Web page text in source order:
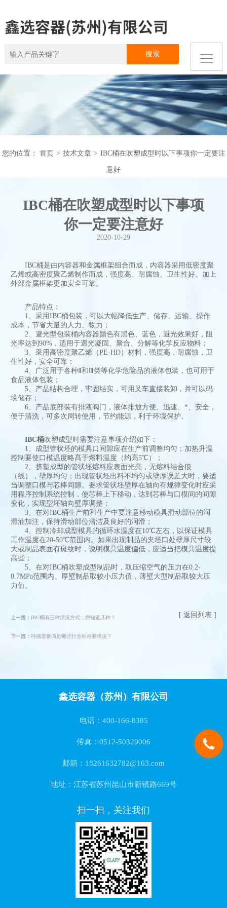
您的位置： 首页 > 技术文章 > IBC桶在吹塑成型时以下事项你一定要注
意好
IBC桶在吹塑成型时以下事项
你一定要注意好
2020-10-29
IBC桶是由内容器和金属框架组合而成，内容器采用低密度聚
乙烯或高密度聚乙烯制作而成，强度高、耐腐蚀、卫生性好。加上
外部金属框架更加安全可靠。
产品特点：
1、采用IBC桶包装，可以大幅降低生产、储存、运输、操作
成本，节省大量的人力、物力；
2、避光型包装桶内容器颜色有黑色、蓝色，避光效果好，阻
光率达到90%，适用于遇光凝固、聚合、分解等化学反应物料；
3、采用高密度聚乙烯（PE-HD）材料，强度高，耐腐蚀，卫
生性好，安全可靠；
4、广泛用于各种Ⅱ和Ⅲ类等化学危险品的液体包装，也可用于
食品液体包装；
5、产品结构合理，牢固结实，可用叉车直接装卸，并可以码
垛储存；
6、产品底部装有排液阀门，液体排放方便、迅速、*、安全，
便于清洗，可多次周转使用，节约能源，利于环境保护。
IBC桶吹塑成型时需要注意事项介绍如下：
1、成型管状坯的模具口间隙应在生产前调整均匀；加热升温
控制要使口模温度略髙于熔料温度（约高5℃）；
2、挤塑成型的管状坯熔料应表面光亮，无熔料结合痕
（线），壁厚均匀；出现管状坯出料不均匀或壁厚误差大时，要适
当调整口模与芯棒间隙。要求管状坯壁厚在轴向有规律变化时应采
用程序控制系统控制，使芯棒上下移动，达到芯棒与口模间的间隙
变化，实现型坯轴向壁厚调整；
3、在对IBC桶生产前和生产中要注意移动模具滑动部位的润
滑油加注，保持滑动部位清洁及良好的润滑；
4、控制冷却成型模具的循环水温度在10℃左右，以保证模具
工作温度在20-50℃范围内。如果出现制品的夹坯口处壁厚尺寸较
大或制品表面有斑纹时，说明模具温度偏低，应适当把模具温度提
高些；
5、在对IBC桶吹塑成型制品时，取压缩空气的压力在0.2-
0.7MPa范围内。厚壁制品取较小压力值，薄壁大型制品取较大压
力值。
上一篇： IBC桶有三种清洗方式，您知道几种？
下一篇： 吨桶需要满足哪些行业标准要求呢？
[ 返回列表 ]
鑫选容器（苏州）有限公司
电话：400-166-8385
传真：0512-50329006
邮箱：18261632782@163.com
地址：江苏省苏州昆山市新镇路669号
扫一扫，关注我们